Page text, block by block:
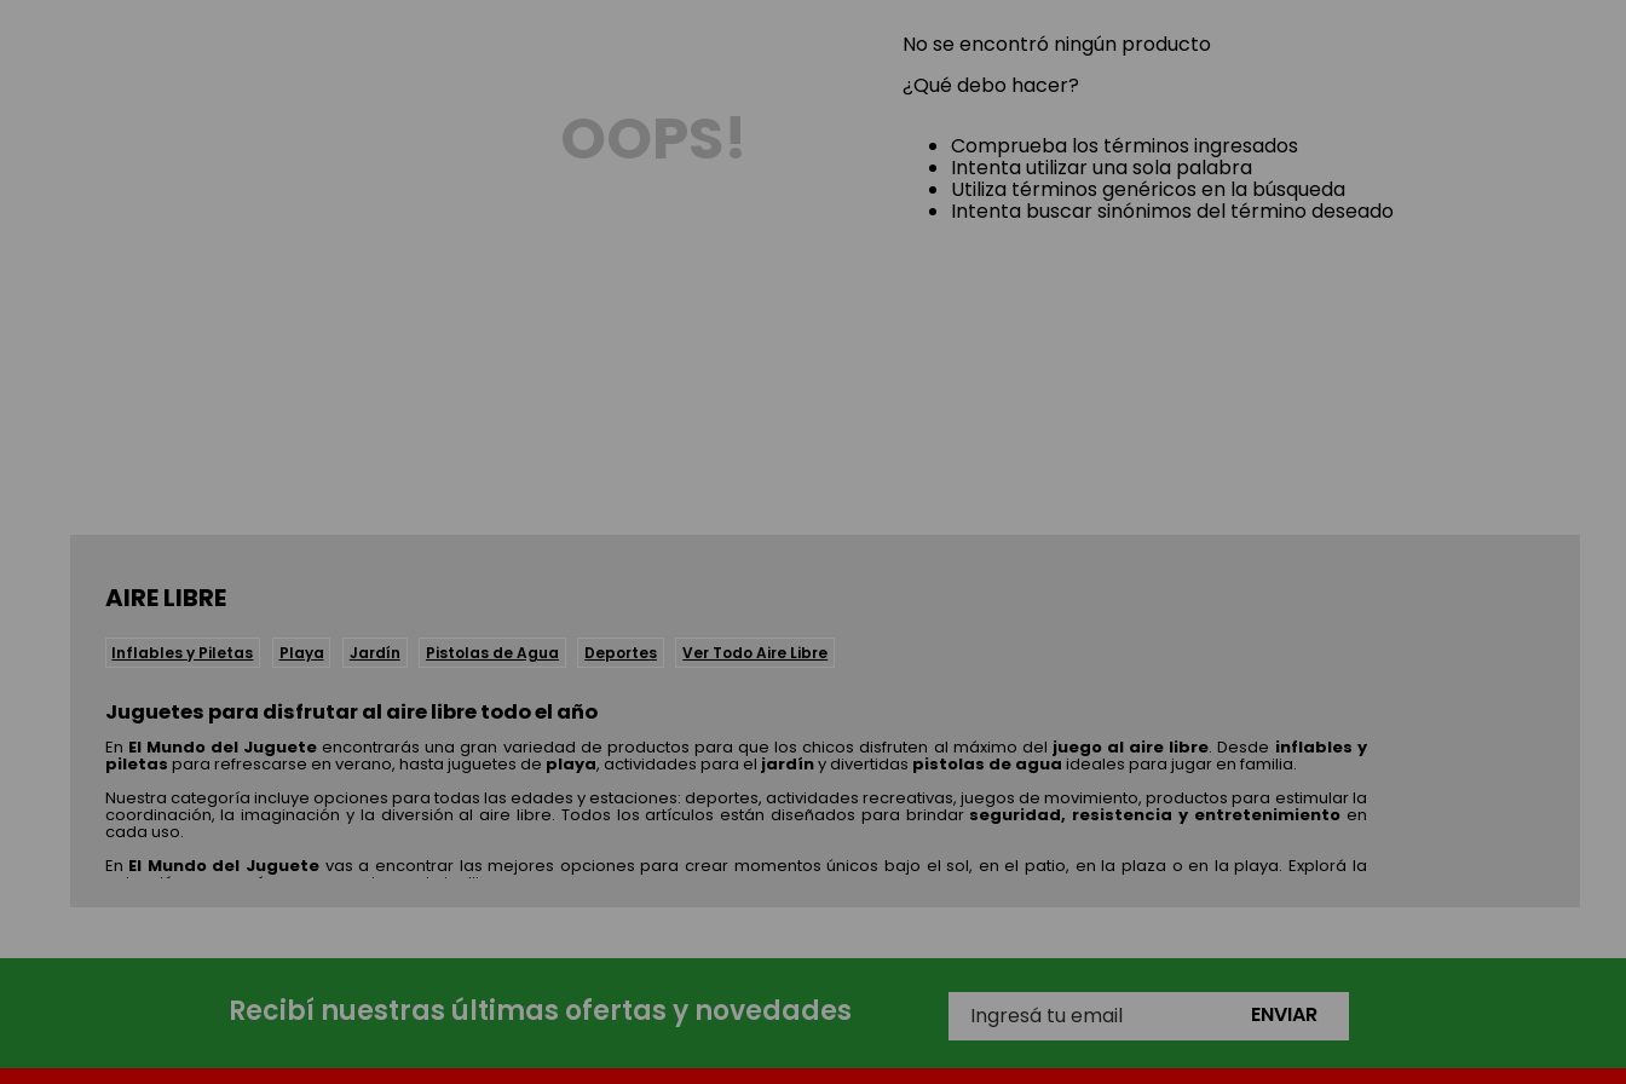
OOPS!
No se encontró ningún producto
¿Qué debo hacer?
Comprueba los términos ingresados
Intenta utilizar una sola palabra
Utiliza términos genéricos en la búsqueda
Intenta buscar sinónimos del término deseado
AIRE LIBRE
Inflables y Piletas Playa Jardín Pistolas de Agua Deportes Ver Todo Aire Libre
Juguetes para disfrutar al aire libre todo el año
En El Mundo del Juguete encontrarás una gran variedad de productos para que los chicos disfruten al máximo del juego al aire libre. Desde inflables y
piletas para refrescarse en verano, hasta juguetes de playa, actividades para el jardíny divertidas pistolas de agua ideales para jugar en familia.
Nuestra categoría incluye opciones para todas las edades y estaciones: deportes, actividades recreativas, juegos de movimiento, productos para estimular la
coordinación, la imaginación y la diversión al aire libre. Todos los artículos están diseñados para brindar seguridad, resistencia y entretenimientoen
cada uso.
En El Mundo del Juguete vas a encontrar las mejores opciones para crear momentos únicos bajo el sol, en el patio, en la plaza o en la playa. Explorá la
colección y prepará nuevas aventuras al aire libre.
Recibí nuestras últimas ofertas y novedades ENVIAR